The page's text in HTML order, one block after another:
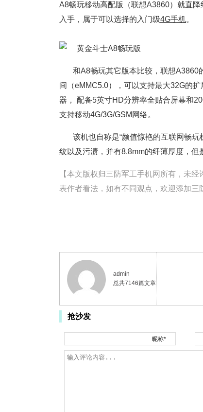
A8畅玩移动高配版（联想A3860）就直
入手，属于可以选择的入门级4G手机。
和A8畅玩其它版本比较，联想A3860
间（eMMC5.0），可以支持最大32G的
器， 配备5英寸HD分辨率全贴合屏幕和
支持移动4G/3G/GSM网络。
该机也自称是“颜值惊艳的互联网畅
纹以及污渍，并有8.8mm的纤薄厚度，但
【本文版权归三防军工手机网所有，未
表作者看法，如有不同观点，欢迎添加三
admin
总共7146篇文章
抢沙发
昵称*